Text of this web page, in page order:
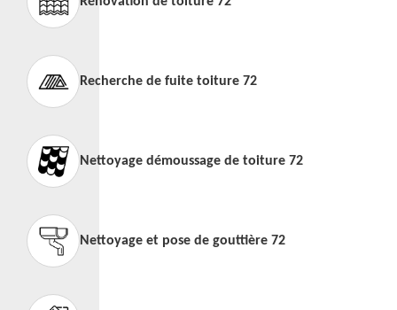
Recherche de fuite toiture 72
Nettoyage démoussage de toiture 72
Nettoyage et pose de gouttière 72